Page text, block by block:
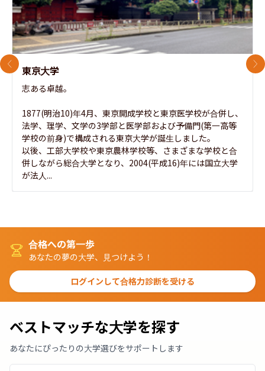
東京大学
志ある卓越。
1877(明治10)年4月、東京開成学校と東京医学校が合併し、
法学、理学、文学の3学部と医学部および予備門(第一高等
学校の前身)で構成される東京大学が誕生しました。
以後、工部大学校や東京農林学校等、さまざまな学校と合
併しながら総合大学となり、2004(平成16)年には国立大学
が法人...
前のスライド 次
合格への第一歩
あなたの夢の大学、見つけよう！
ログインして合格力診断を受ける
ベストマッチな大学を探す
あなたにぴったりの大学選びをサポートします